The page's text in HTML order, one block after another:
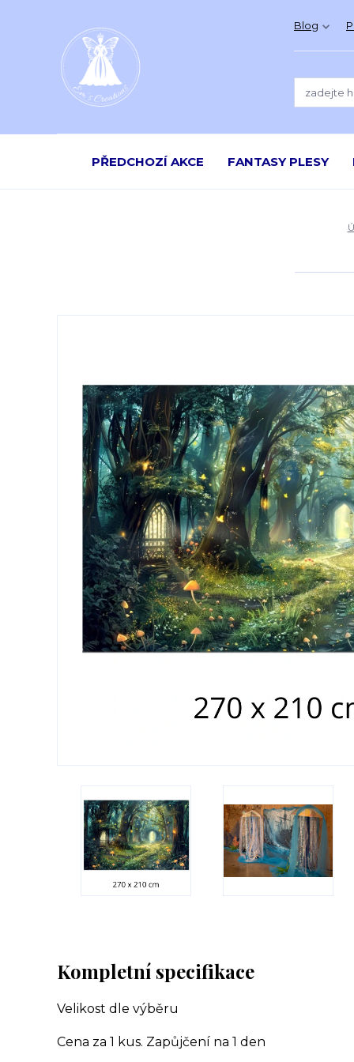
Blog
PŘEDCHOZÍ AKCE FANTASY PLESY
Kompletní specifikace
Velikost dle výběru
Cena za 1 kus. Zapůjčení na 1 den